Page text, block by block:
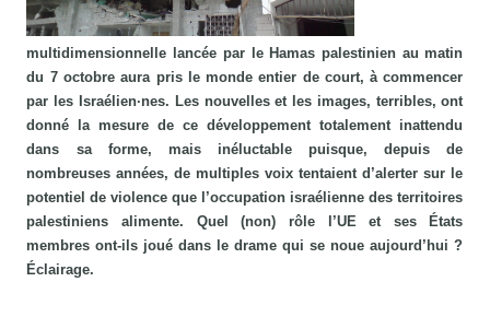
multidimensionnelle lancée par le Hamas palestinien au matin
du 7 octobre aura pris le monde entier de court, à commencer
par les Israélien·nes. Les nouvelles et les images, terribles, ont
donné la mesure de ce développement totalement inattendu
dans sa forme, mais inéluctable puisque, depuis de
nombreuses années, de multiples voix tentaient d’alerter sur le
potentiel de violence que l’occupation israélienne des territoires
palestiniens alimente. Quel (non) rôle l’UE et ses États
membres ont-ils joué dans le drame qui se noue aujourd’hui ?
Éclairage.